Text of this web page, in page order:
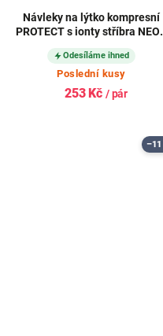
Návleky na lýtko kompresní
PROTECT s ionty stříbra
RŮŽOVÉ
Odesíláme ihned
Poslední kusy
253 Kč / pár
–11